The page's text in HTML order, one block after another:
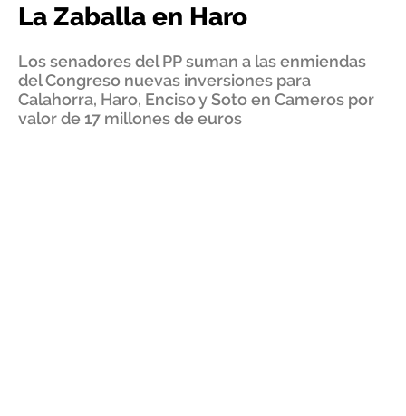
La Zaballa en Haro
Los senadores del PP suman a las enmiendas
del Congreso nuevas inversiones para
Calahorra, Haro, Enciso y Soto en Cameros por
valor de 17 millones de euros